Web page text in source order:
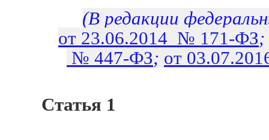
(В редакции
от 23.06.2014 № 171-ФЗ;
№ 447-ФЗ; от
Статья 1